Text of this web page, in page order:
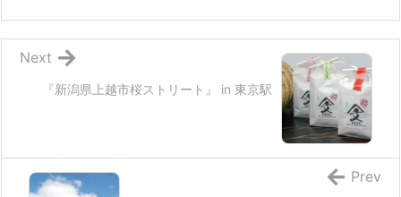
『新潟県上越市桜ストリート』 in 東京駅
Next
Prev